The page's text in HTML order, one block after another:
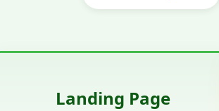
Landing Page